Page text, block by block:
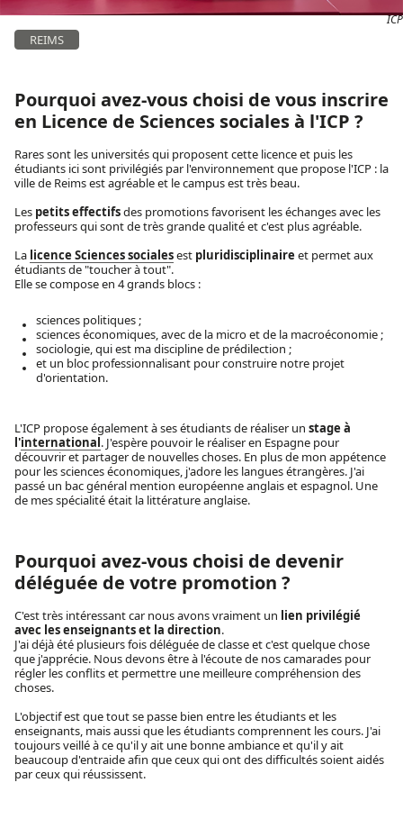
ICP
REIMS
Pourquoi avez-vous choisi de vous inscrire
en Licence de Sciences sociales à l'ICP ?
Rares sont les universités qui proposent cette licence et puis les
étudiants ici sont privilégiés par l'environnement que propose l'ICP : la
ville de Reims est agréable et le campus est très beau.
Les petits effectifsdes promotions favorisent les échanges avec les
professeurs qui sont de très grande qualité et c'est plus agréable.
La licence Sciences socialesest pluridisciplinaire et permet aux
étudiants de "toucher à tout".
Elle se compose en 4 grands blocs :
sciences politiques ;
sciences économiques, avec de la micro et de la macroéconomie ;
sociologie, qui est ma discipline de prédilection ;
et un bloc professionnalisant pour construire notre projet
d'orientation.
L'ICP propose également à ses étudiants de réaliser un stage à
l'international . J'espère pouvoir le réaliser en Espagne pour
découvrir et partager de nouvelles choses. En plus de mon appétence
pour les sciences économiques, j'adore les langues étrangères. J'ai
passé un bac général mention européenne anglais et espagnol. Une
de mes spécialité était la littérature anglaise.
Pourquoi avez-vous choisi de devenir
déléguée de votre promotion ?
C'est très intéressant car nous avons vraiment un lien privilégié
avec les enseignants et la direction.
J'ai déjà été plusieurs fois déléguée de classe et c'est quelque chose
que j'apprécie. Nous devons être à l'écoute de nos camarades pour
régler les conflits et permettre une meilleure compréhension des
choses.
L'objectif est que tout se passe bien entre les étudiants et les
enseignants, mais aussi que les étudiants comprennent les cours. J'ai
toujours veillé à ce qu'il y ait une bonne ambiance et qu'il y ait
beaucoup d'entraide afin que ceux qui ont des difficultés soient aidés
par ceux qui réussissent.